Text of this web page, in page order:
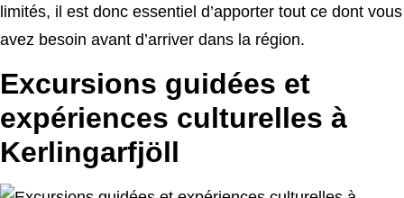
limités, il est donc essentiel d’apporter tout ce dont vous
avez besoin avant d’arriver dans la région.
Excursions guidées et
expériences culturelles à
Kerlingarfjöll